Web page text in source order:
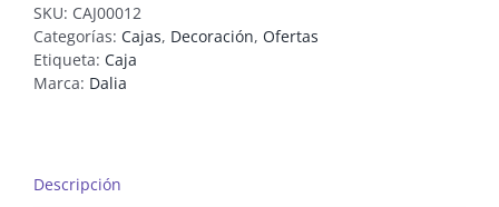
SKU: CAJ00012
Categorías: Cajas, Decoración, Ofertas
Etiqueta: Caja
Marca: Dalia
Descripción